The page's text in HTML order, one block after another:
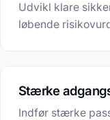
Udvikl klare
løbende
Stærke
Indfør stærke